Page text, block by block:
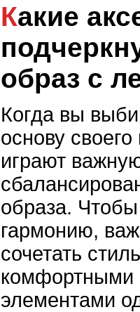
Какие аксессуары
образ с
Когда вы
основу
играют
образа.
гармонию,
сочетать
комфортными
элементами